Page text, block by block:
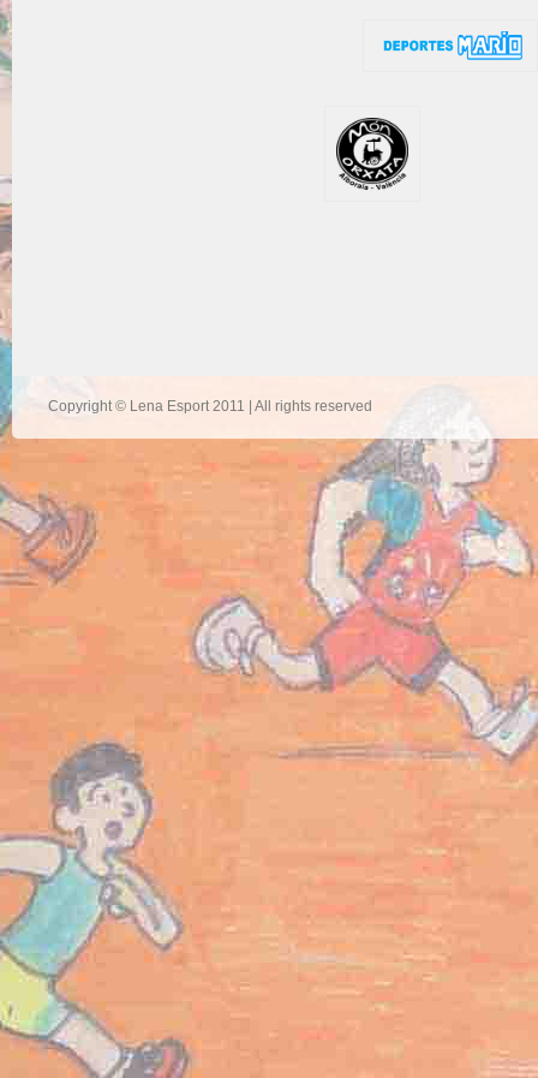
Copyright © Lena Esport 2011 | All rights reserved